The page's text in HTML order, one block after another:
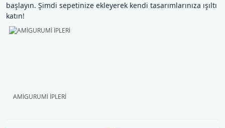
başlayın. Şimdi sepetinize ekleyerek kendi tasarımlarınıza ışıltı
katın!
AMİGURUMİ İPLERİ